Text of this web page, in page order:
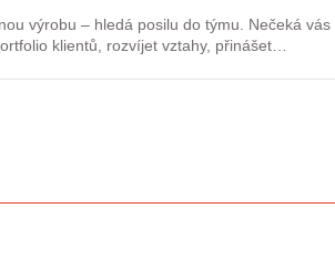
– hledá posilu do týmu. Nečeká vás
klientů, rozvíjet vztahy, přinášet…